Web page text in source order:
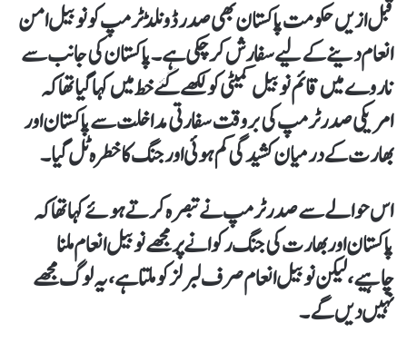
قبل ازیں حکومت پاکستان بھی صدر ڈونلڈ ٹرمپ کو نوبیل امن
انعام دینے کےلیے سفارش کرچکی ہے۔ پاکستان کی جانب سے
ناروے میں قائم نوبیل کمیٹی کو لکھےگئے خط میں کہاگیا تھاکہ
امریکی صدر ٹرمپ کی بر وقت سفارتی مداخلت سے پاکستان اور
بھارت کے درمیان کشیدگی کم ہوئی اور جنگ کا خطرہ ٹل گیا۔
اس حوالے سے صدر ٹرمپ نے تبصرہ کرتےہوئے کہا تھاکہ
پاکستان اور بھارت کی جنگ رکوانے پر مجھے نوبیل انعام ملنا
چاہیے، لیکن نوبیل انعام صرف لبرلز کو ملتا ہے،یہ لوگ مجھے
نہیں دیں گے۔